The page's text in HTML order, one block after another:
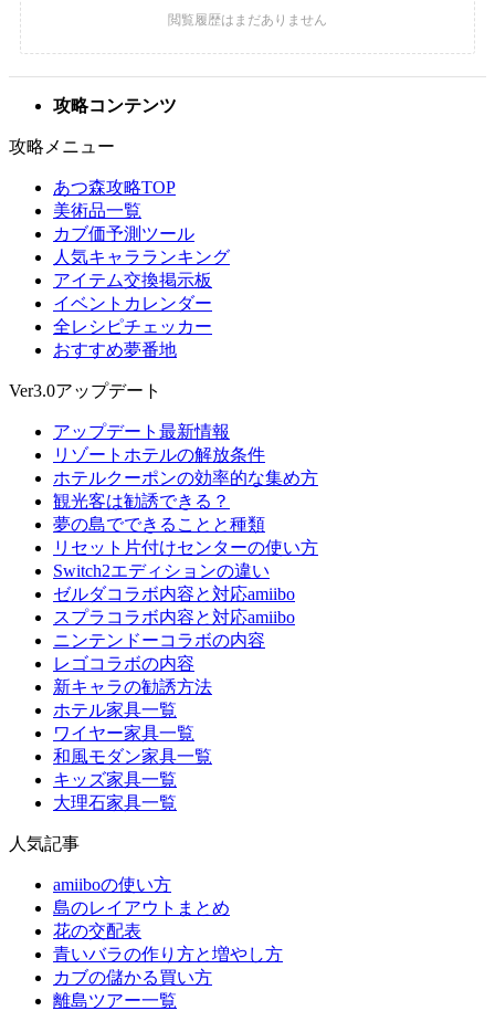
攻略コンテンツ
攻略メニュー
あつ森攻略TOP
美術品一覧
カブ価予測ツール
人気キャラランキング
アイテム交換掲示板
イベントカレンダー
全レシピチェッカー
おすすめ夢番地
Ver3.0アップデート
アップデート最新情報
リゾートホテルの解放条件
ホテルクーポンの効率的な集め方
観光客は勧誘できる？
夢の島でできることと種類
リセット片付けセンターの使い方
Switch2エディションの違い
ゼルダコラボ内容と対応amiibo
スプラコラボ内容と対応amiibo
ニンテンドーコラボの内容
レゴコラボの内容
新キャラの勧誘方法
ホテル家具一覧
ワイヤー家具一覧
和風モダン家具一覧
キッズ家具一覧
大理石家具一覧
人気記事
amiiboの使い方
島のレイアウトまとめ
花の交配表
青いバラの作り方と増やし方
カブの儲かる買い方
離島ツアー一覧